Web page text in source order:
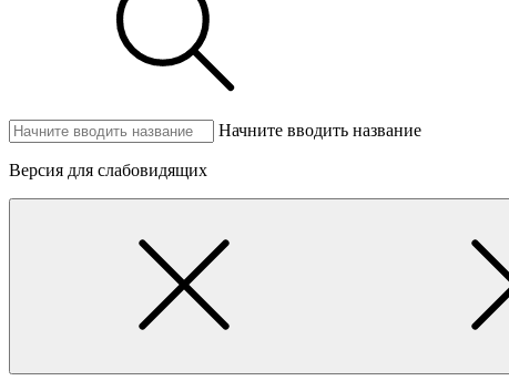
Начните вводить название
Версия для слабовидящих